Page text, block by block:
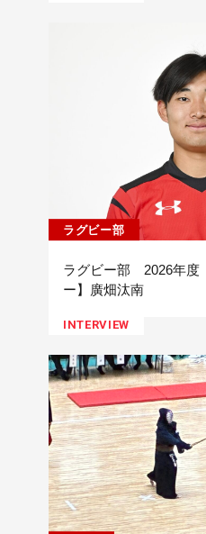
ラグビー部
ラグビー部 2026年度
ー】廣畑汰南
INTERVIEW